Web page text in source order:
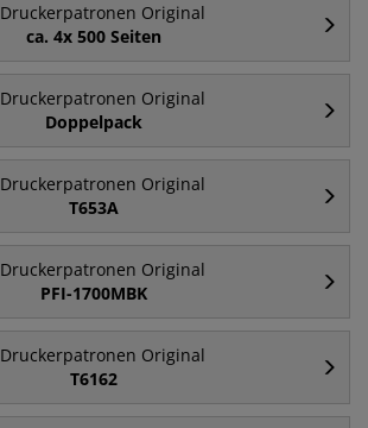
Druckerpatronen Original
ca. 4x 500 Seiten
Druckerpatronen Original
Doppelpack
Druckerpatronen Original
T653A
Druckerpatronen Original
PFI-1700MBK
Druckerpatronen Original
T6162